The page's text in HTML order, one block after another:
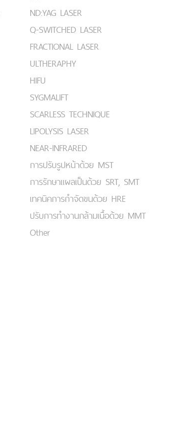
ND:YAG LASER
Q-SWITCHED LASER
FRACTIONAL LASER
ULTHERAPHY
HIFU
SYGMALIFT
SCARLESS TECHNIQUE
LIPOLYSIS LASER
NEAR-INFRARED
การปรับรูปหน้าด้วย MST
การรักษาแผลเป็นด้วย SRT, SMT
เทคนิคการกำจัดขนด้วย HRE
ปรับการทำงานกล้ามเนื้อด้วย MMT
Other